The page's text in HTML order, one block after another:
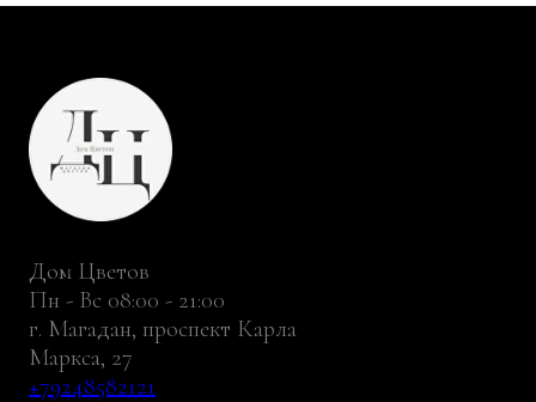
Дом Цветов
Пн - Вс 08:00 - 21:00
г. Магадан, проспект Карла
Маркса, 27
+79248582121